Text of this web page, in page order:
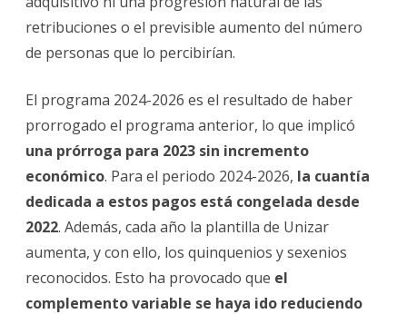
retribuciones o el previsible aumento del número
de personas que lo percibirían.
El programa 2024-2026 es el resultado de haber
prorrogado el programa anterior, lo que implicó
una prórroga para 2023 sin incremento
económico. Para el periodo 2024-2026, la cuantía
dedicada a estos pagos está congelada desde
2022. Además, cada año la plantilla de Unizar
aumenta, y con ello, los quinquenios y sexenios
reconocidos. Esto ha provocado que el
complemento variable se haya ido reduciendo